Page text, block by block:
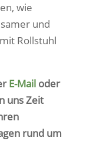
wie
und
Rollstuhl
E-Mailoder
uns Zeit
rund um